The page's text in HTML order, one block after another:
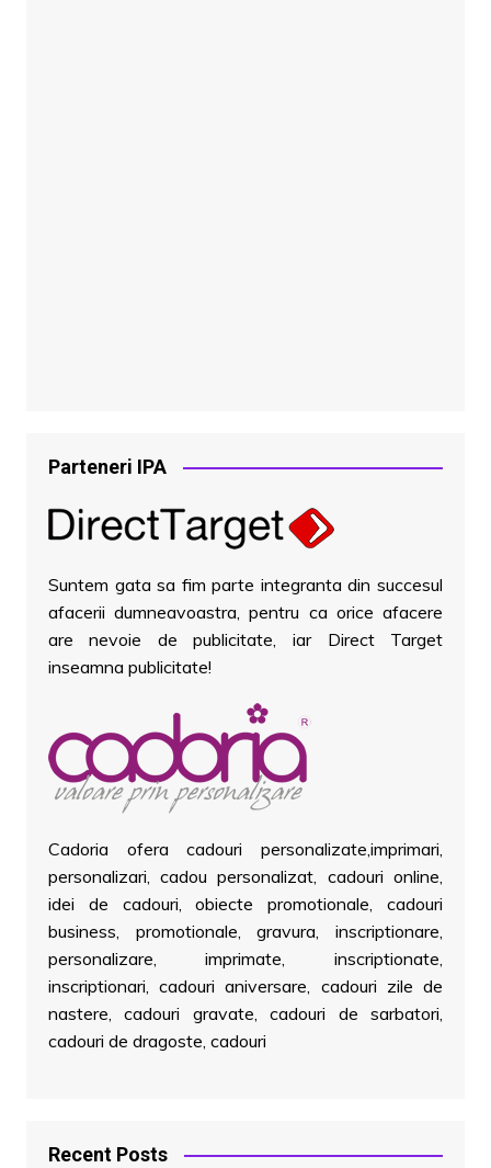
Parteneri IPA
Suntem gata sa fim parte integranta din succesul
afacerii dumneavoastra, pentru ca orice afacere
are nevoie de publicitate, iar Direct Target
inseamna publicitate!
Cadoria ofera cadouri personalizate,imprimari,
personalizari, cadou personalizat, cadouri online,
idei de cadouri, obiecte promotionale, cadouri
business, promotionale, gravura, inscriptionare,
personalizare, imprimate, inscriptionate,
inscriptionari, cadouri aniversare, cadouri zile de
nastere, cadouri gravate, cadouri de sarbatori,
cadouri de dragoste, cadouri
Recent Posts